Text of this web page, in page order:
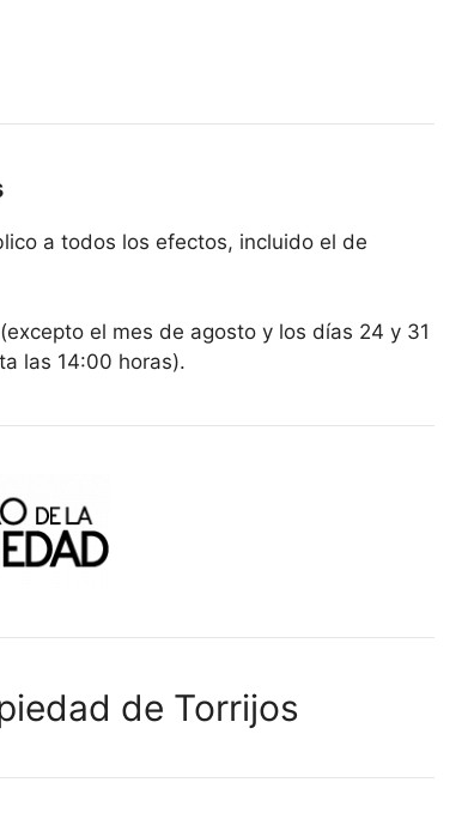
a todos los efectos, incluido el de
el mes de agosto y los días 24 y 31
las 14:00 horas).
de Torrijos